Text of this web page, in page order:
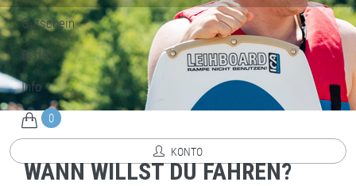
Gutschein
Bistro
Info
0
KONTO
WANN WILLST DU FAHREN?